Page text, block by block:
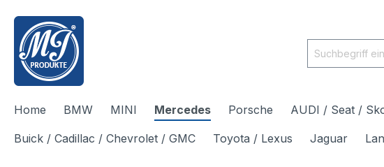
springen
Home BMW MINI Mercedes Porsche AUDI / Seat /
Buick / Cadillac / Chevrolet / GMC Toyota / Lexus Jaguar